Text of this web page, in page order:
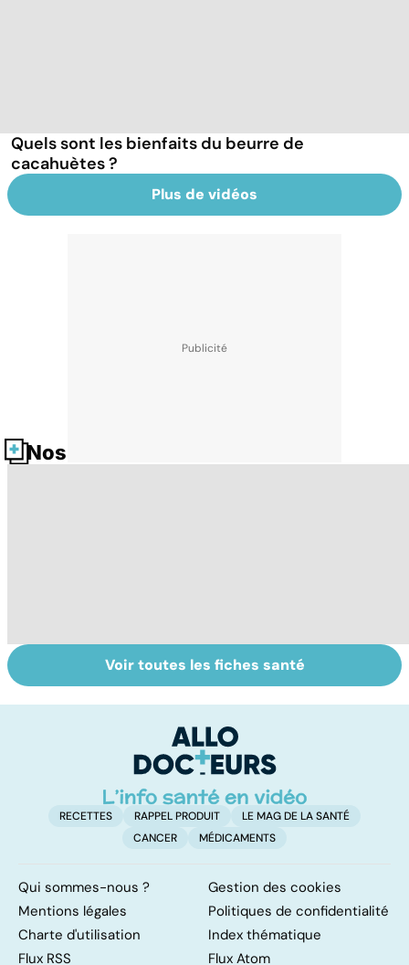
Quels sont les bienfaits du beurre de
cacahuètes ?
Plus de vidéos
Nos fiches santé
Comment tenir
ses bonnes
Muscler ses
abdos pour
ventre plat
Voir toutes les fiches santé
RECETTES RAPPEL PRODUIT
LE MAG DE LA SANTÉ
CANCER
MÉDICAMENTS
Qui sommes-nous ?
Gestion des cookies
Mentions légales
Politiques de confidentialité
Charte d'utilisation
Index thématique
Flux RSS
Flux Atom